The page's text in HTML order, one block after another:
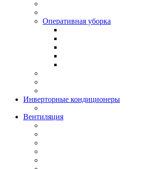
Оперативная уборка
Инверторные кондиционеры
Вентиляция